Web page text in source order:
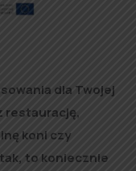
dla Twojej
restaurację,
koni czy
to koniecznie